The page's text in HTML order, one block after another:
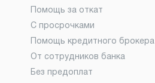
Помощь за откат
С просрочками
Помощь кредитного брокера
От сотрудников банка
Без предоплат